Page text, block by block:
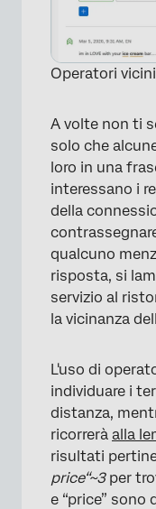
Operatori vicini
A volte non ti
solo che
loro in una
interessano i
della
qualcuno
risposta, si
servizio al
la vicinanza
L'uso di
individuare i
distanza,
ricorrerà alla
risultati
price“~3per
e “price”